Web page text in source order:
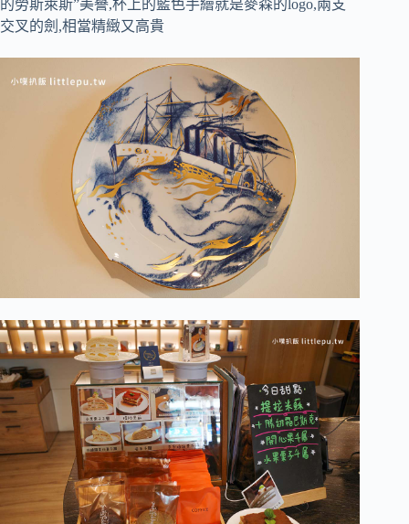
的勞斯萊斯”美譽,杯上的藍色手繪就是麥森的logo,兩支
交叉的劍,相當精緻又高貴